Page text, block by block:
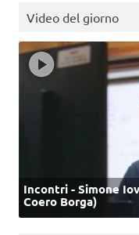
Video del giorno
Incontri - Simone
Coero Borga)